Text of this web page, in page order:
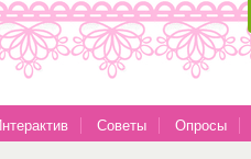
Советы Опросы